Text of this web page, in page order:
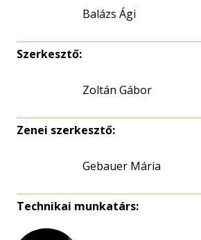
Balázs Ági
Szerkesztő:
Zoltán Gábor
Zenei szerkesztő:
Gebauer Mária
Technikai munkatárs: